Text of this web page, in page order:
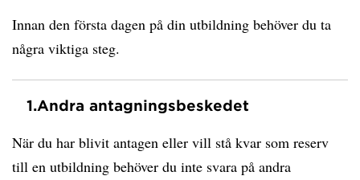
Innan den första dagen på din utbildning behöver du ta
några viktiga steg.
1.Andra antagningsbeskedet
När du har blivit antagen eller vill stå kvar som reserv
till en utbildning behöver du inte svara på andra